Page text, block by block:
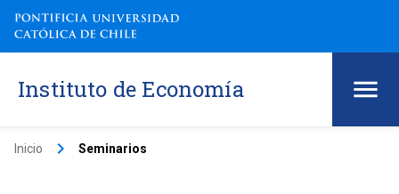
Instituto de Economía
Inicio keyboard_arrow_right Seminarios